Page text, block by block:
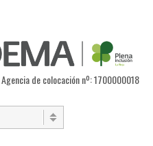
Agencia de colocación nº: 1700000018